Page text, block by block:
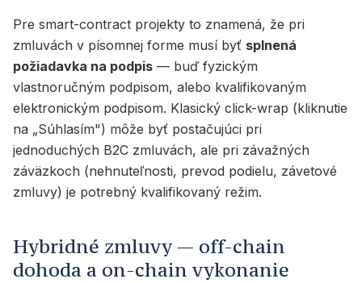
Pre smart-contract projekty to znamená, že pri
zmluvách v písomnej forme musí byť splnená
požiadavka na podpis — buď fyzickým
vlastnoručným podpisom, alebo kvalifikovaným
elektronickým podpisom. Klasický click-wrap (kliknutie
na „Súhlasím") môže byť postačujúci pri
jednoduchých B2C zmluvách, ale pri závažných
záväzkoch (nehnuteľnosti, prevod podielu, závetové
zmluvy) je potrebný kvalifikovaný režim.
Hybridné zmluvy — off-chain
dohoda a on-chain vykonanie